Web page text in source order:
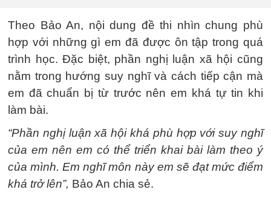
Theo Bảo An, nội dung đề thi nhìn chung phù
hợp với những gì em đã được ôn tập trong quá
trình học. Đặc biệt, phần nghị luận xã hội cũng
nằm trong hướng suy nghĩ và cách tiếp cận mà
em đã chuẩn bị từ trước nên em khá tự tin khi
làm bài.
“Phần nghị luận xã hội khá phù hợp với suy nghĩ
của em nên em có thể triển khai bài làm theo ý
của mình. Em nghĩ môn này em sẽ đạt mức điểm
khá trở lên”, Bảo An chia sẻ.